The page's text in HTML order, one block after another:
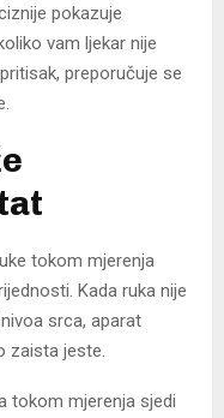
pokazuje
vam ljekar nije
preporučuje se
tokom mjerenja
Kada ruka nije
srca, aparat
zaista jeste.
tokom mjerenja sjedi